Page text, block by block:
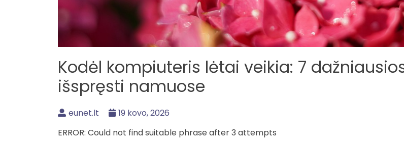
Kodėl kompiuteris lėtai veikia: 7
išspręsti namuose
eunet.lt
19 kovo, 2026
ERROR: Could not find suitable phrase after 3 attempts